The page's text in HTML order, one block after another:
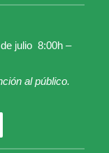
julio 8:00h –
al público.